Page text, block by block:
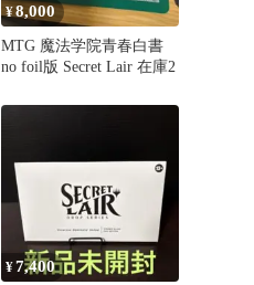
¥8,000
MTG 魔法学院青春白書
no foil版 Secret Lair 在庫2
¥7,400